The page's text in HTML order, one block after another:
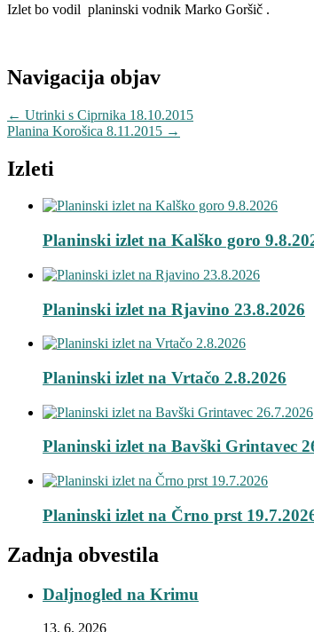
Izlet bo vodil planinski vodnik Marko Goršič .
Navigacija objav
← Utrinki s Ciprnika 18.10.2015
Planina Korošica 8.11.2015 →
Izleti
Planinski izlet na Kalško goro
Planinski izlet na Rjavino 23.8.2026
Planinski izlet na Vrtačo 2.8.2026
Planinski izlet na Bavški Grintavec
Planinski izlet na Črno prst
Zadnja obvestila
Daljnogled na Krimu
13. 6. 2026